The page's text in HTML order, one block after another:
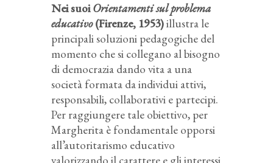
Nei suoiOrientamenti sul problema
educativo(Firenze, 1953)illustra le
principali soluzioni pedagogiche del
momento che si collegano al bisogno
di democrazia dando vita a una
società formata da individui attivi,
responsabili, collaborativi e partecipi.
Per raggiungere tale obiettivo, per
Margherita è fondamentale opporsi
all’autoritarismo educativo